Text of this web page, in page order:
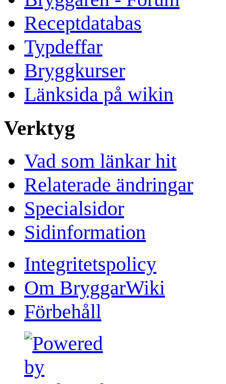
Receptdatabas
Typdeffar
Bryggkurser
Länksida på wikin
Verktyg
Vad som länkar hit
Relaterade ändringar
Specialsidor
Sidinformation
Integritetspolicy
Om BryggarWiki
Förbehåll